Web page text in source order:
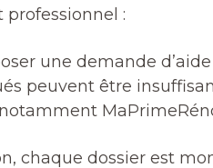
:
une demande
peuvent être
chaque dossier est